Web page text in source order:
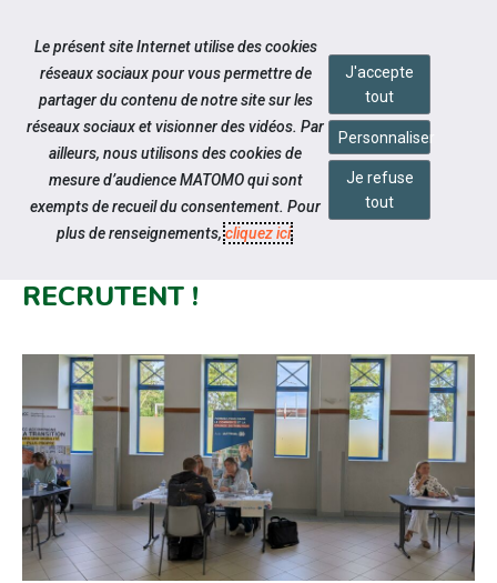
Aller au contenu
Notre actualité
FORUM EMPLOI HANDICAP : LES
RECRUTENT !
Le présent site Internet utilise des cookies
réseaux sociaux pour vous permettre de
partager du contenu de notre site sur les
réseaux sociaux et visionner des vidéos. Par
ailleurs, nous utilisons des cookies de
mesure d’audience MATOMO qui sont
exempts de recueil du consentement. Pour
plus de renseignements,cliquez ici.
J'accepte
tout
Personnaliser
Je refuse
tout